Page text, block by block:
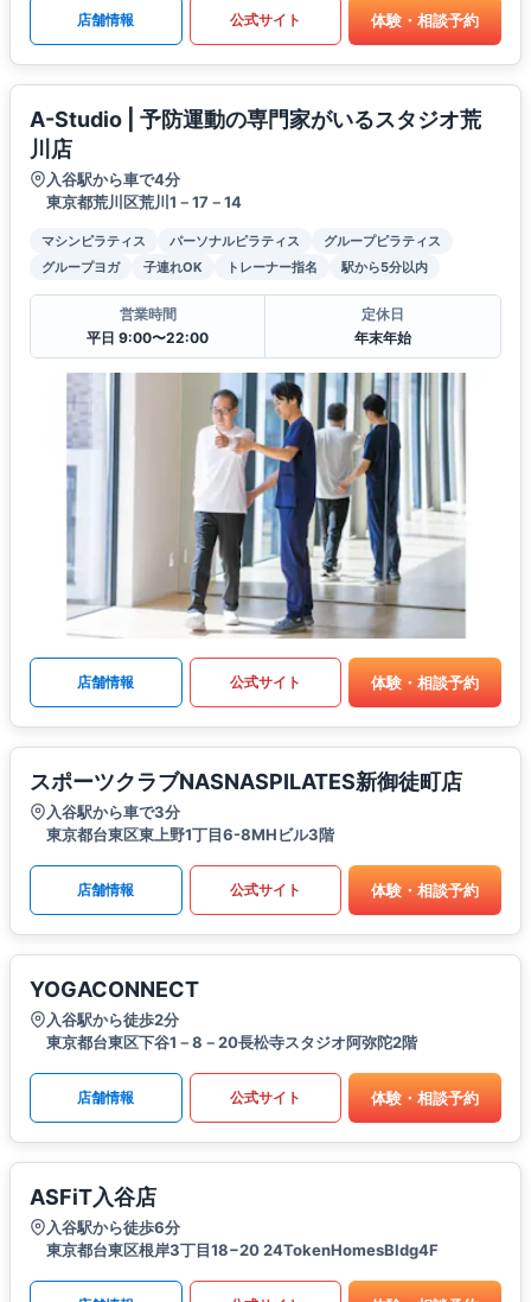
店舗情報 公式サイト 体験・相談予約
A-Studio | 予防運動の専門家がいるスタジオ荒
川店
入谷駅から車で4分
東京都荒川区荒川1－17－14
マシンピラティス パーソナルピラティス
グループピラティス
グループヨガ
子連れOK トレーナー指名 駅から5分以内
営業時間
平日 9:00〜22:00
定休日
年末年始
店舗情報 公式サイト 体験・相談予約
スポーツクラブNASNASPILATES新御徒町店
入谷駅から車で3分
東京都台東区東上野1丁目6-8MHビル3階
店舗情報 公式サイト 体験・相談予約
YOGACONNECT
入谷駅から徒歩2分
東京都台東区下谷1－8－20長松寺スタジオ阿弥陀2階
店舗情報 公式サイト 体験・相談予約
ASFiT入谷店
入谷駅から徒歩6分
東京都台東区根岸3丁目18−20 24TokenHomesBldg4F